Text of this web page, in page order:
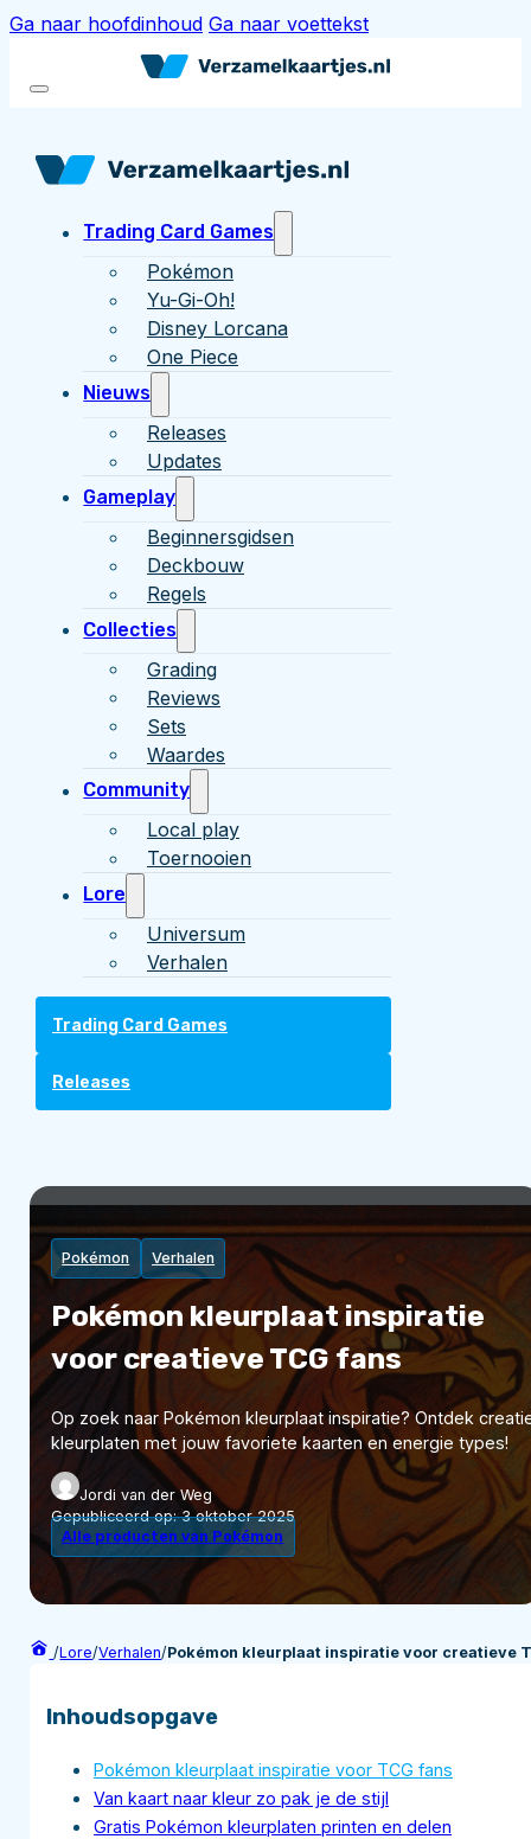
Ga naar hoofdinhoud Ga naar voettekst
Trading Card Games
Pokémon
Yu-Gi-Oh!
Disney Lorcana
One Piece
Nieuws
Releases
Updates
Gameplay
Beginnersgidsen
Deckbouw
Regels
Collecties
Grading
Reviews
Sets
Waardes
Community
Local play
Toernooien
Lore
Universum
Verhalen
Trading Card Games
Releases
Pokémon Verhalen
Pokémon kleurplaat inspiratie
voor creatieve TCG fans
Op zoek naar Pokémon kleurplaat inspiratie? Ontdek
kleurplaten met jouw favoriete kaarten en energie types!
Jordi van der Weg
Gepubliceerd op:3 oktober 2025
Alle producten van Pokémon
/Lore/Verhalen/Pokémon kleurplaat inspiratie voor creatieve
Inhoudsopgave
Pokémon kleurplaat inspiratie voor TCG fans
Van kaart naar kleur zo pak je de stijl
Gratis Pokémon kleurplaten printen en delen